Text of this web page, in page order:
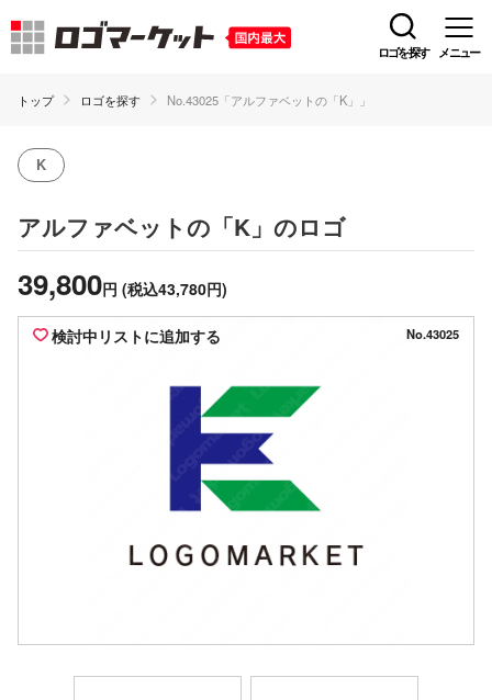
ロゴを探す メニュー
トップ ロゴを探す No.43025「アルファベットの「K」」
K
アルファベットの「K」 のロゴ
39,800円 (税込43,780円)
検討中リストに追加する No.43025